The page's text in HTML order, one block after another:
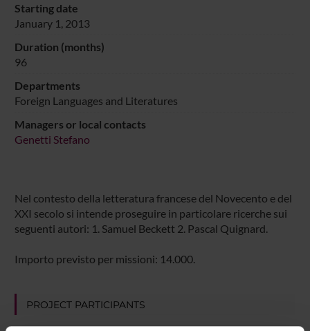
Starting date
January 1, 2013
Duration (months)
96
Departments
Foreign Languages and Literatures
Managers or local contacts
Genetti Stefano
Nel contesto della letteratura francese del Novecento e del
XXI secolo si intende proseguire in particolare ricerche sui
seguenti autori: 1. Samuel Beckett 2. Pascal Quignard.
Importo previsto per missioni: 14.000.
PROJECT PARTICIPANTS